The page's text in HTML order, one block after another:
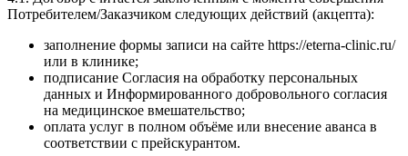
Потребителем/Заказчиком следующих действий (акцепта):
заполнение формы записи на сайте https://eterna-clinic.ru/
или в клинике;
подписание Согласия на обработку персональных
данных и Информированного добровольного согласия
на медицинское вмешательство;
оплата услуг в полном объёме или внесение аванса в
соответствии с прейскурантом.